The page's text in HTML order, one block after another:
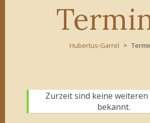
Hubertus-Garrel
Zurzeit sind keine
bekannt.